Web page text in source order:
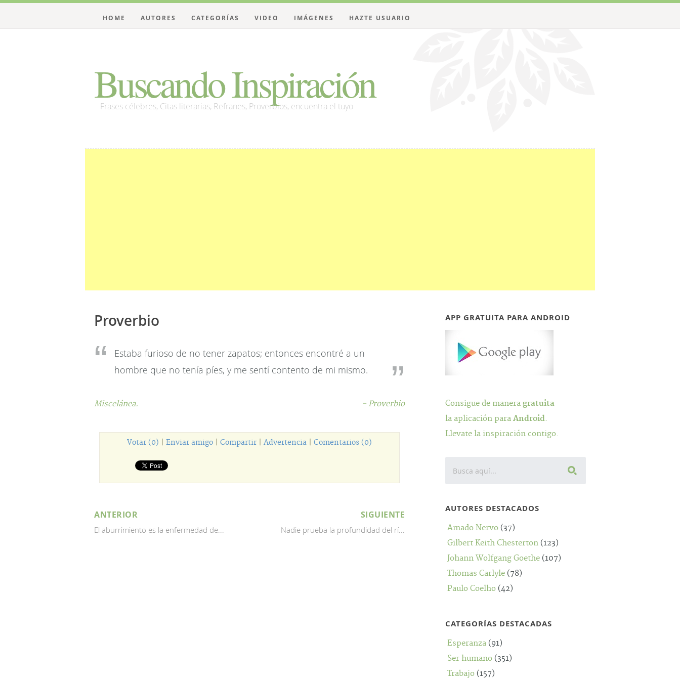
Buscando Inspiración
Frases célebres, Citas literarias, Refranes, Proverbios, encuentra el tuyo
HOME AUTORES CATEGORÍAS VIDEO IMÁGENES HAZTE USUARIO
Proverbio
Estaba furioso de no tener zapatos; entonces encontré a un
hombre que no tenía píes, y me sentí contento de mi mismo.
Miscelánea. - Proverbio
Votar (0) Enviar amigo Compartir Advertencia Comentarios (0)
ANTERIOR
El aburrimiento es la enfermedad de...
SIGUIENTE
Nadie prueba la profundidad del rí...
APP GRATUITA PARA ANDROID
Consigue de maneragratuita
la aplicación paraAndroid.
Llevate la inspiración contigo.
AUTORES DESTACADOS
Amado Nervo (37)
Gilbert Keith Chesterton (123)
Johann Wolfgang Goethe (107)
Thomas Carlyle (78)
Paulo Coelho (42)
CATEGORÍAS DESTACADAS
Esperanza (91)
Ser humano (351)
Trabajo (157)